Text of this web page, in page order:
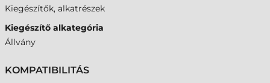
Kiegészítők, alkatrészek
Kiegészítő alkategória
Állvány
KOMPATIBILITÁS